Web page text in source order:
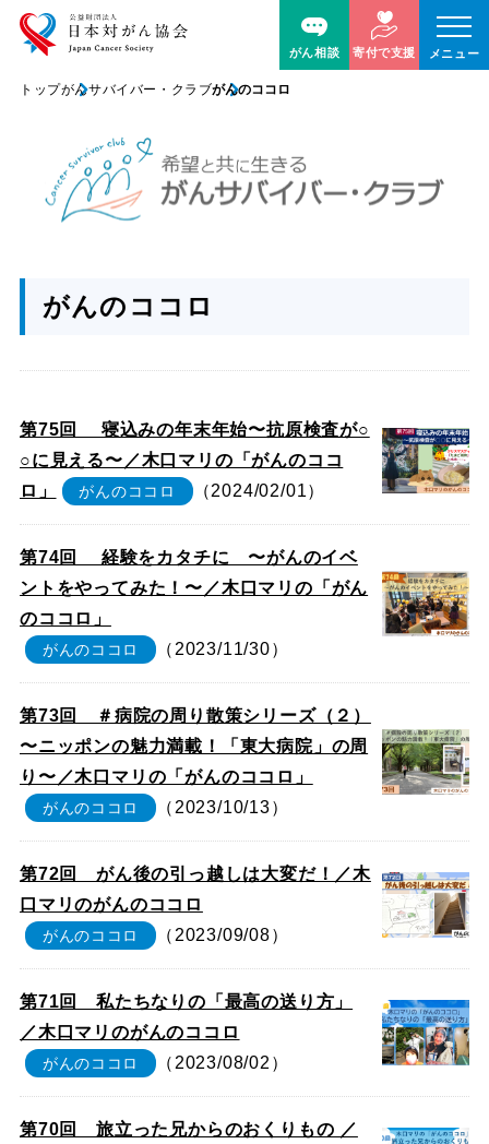
がん相談 寄付で支援 メニュー
トップがんサバイバー・クラブがんのココロ
がんのココロ
第75回 寝込みの年末年始〜抗原検査が○
○に見える〜／木口マリの「がんのココ
ロ」
がんのココロ （2024/02/01）
第74回 経験をカタチに 〜がんのイベ
ントをやってみた！〜／木口マリの「がん
のココロ」
がんのココロ （2023/11/30）
第73回 ＃病院の周り散策シリーズ（２）
〜ニッポンの魅力満載！「東大病院」の周
り〜／木口マリの「がんのココロ」
がんのココロ （2023/10/13）
第72回 がん後の引っ越しは大変だ！／木
口マリのがんのココロ
がんのココロ （2023/09/08）
第71回 私たちなりの「最高の送り方」
／木口マリのがんのココロ
がんのココロ （2023/08/02）
第70回 旅立った兄からのおくりもの ／